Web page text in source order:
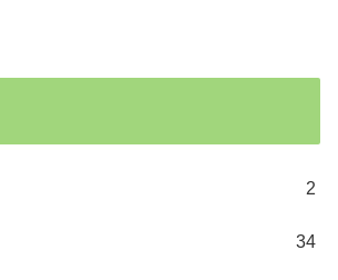
2
34